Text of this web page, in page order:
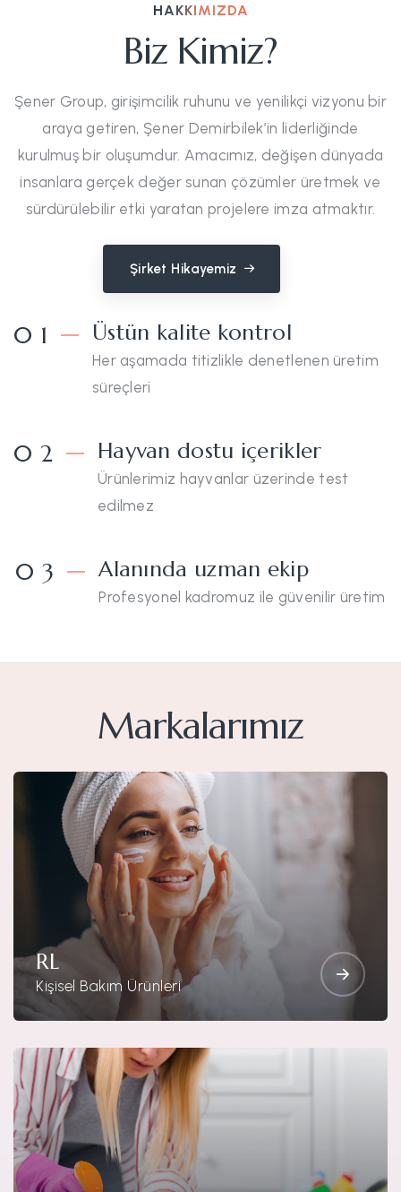
HAKKIMIZDA
Biz Kimiz?
Şener Group, girişimcilik ruhunu ve yenilikçi vizyonu bir
araya getiren, Şener Demirbilek’in liderliğinde
kurulmuş bir oluşumdur. Amacımız, değişen dünyada
insanlara gerçek değer sunan çözümler üretmek ve
sürdürülebilir etki yaratan projelere imza atmaktır.
Şirket Hikayemiz
0 1 Üstün kalite kontrol
Her aşamada titizlikle denetlenen üretim
süreçleri
0 2 Hayvan dostu içerikler
Ürünlerimiz hayvanlar üzerinde test
edilmez
0 3 Alanında uzman ekip
Profesyonel kadromuz ile güvenilir üretim
Markalarımız
RL
Kişisel Bakım Ürünleri